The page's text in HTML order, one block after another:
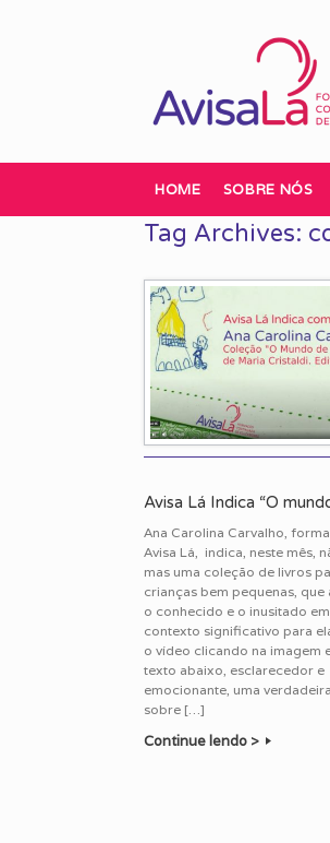
HOME SOBRE NÓS
Tag Archives:
Avisa Lá Indica “O
Ana Carolina Carvalho,
Avisa Lá, indica, neste mês,
mas uma coleção de livros
crianças bem pequenas, que
o conhecido e o inusitado
contexto significativo para
o vídeo clicando na imagem
texto abaixo, esclarecedor e
emocionante, uma
sobre […]
Continue lendo >